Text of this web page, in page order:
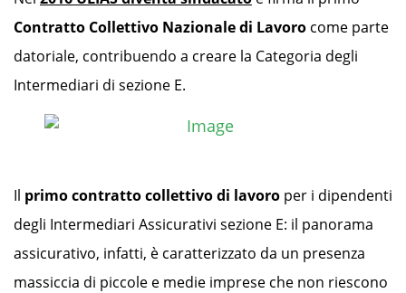
Contratto Collettivo Nazionale di Lavoro come parte
datoriale, contribuendo a creare la Categoria degli
Intermediari di sezione E.
Il primo contratto collettivo di lavoro per i dipendenti
degli Intermediari Assicurativi sezione E: il panorama
assicurativo, infatti, è caratterizzato da un presenza
massiccia di piccole e medie imprese che non riescono